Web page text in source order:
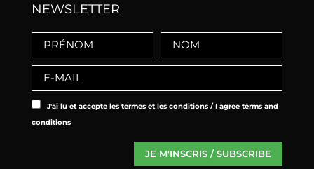
NEWSLETTER
J'ai lu et accepte les termes et les conditions / I agree terms and
conditions